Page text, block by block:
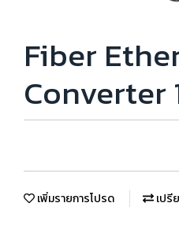
Fiber
Converter
เพิ่มรายการโปรด เปรี